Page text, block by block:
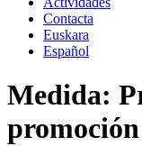
Contacta
Euskara
Español
Medida: